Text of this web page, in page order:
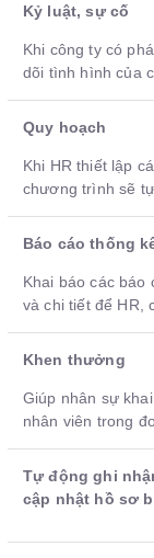
Kỷ luật, sự cố
Khi công ty có phát sinh kỷ luật,
dõi tình hình của
Quy hoạch
Khi HR thiết lập
chương trình sẽ
Báo cáo thống
Khai báo các báo
và chi tiết để HR,
Khen thưởng
Giúp nhân sự
nhân viên trong
Tự động ghi
cập nhật hồ sơ